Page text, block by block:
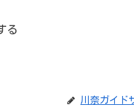
る
川奈ガイド